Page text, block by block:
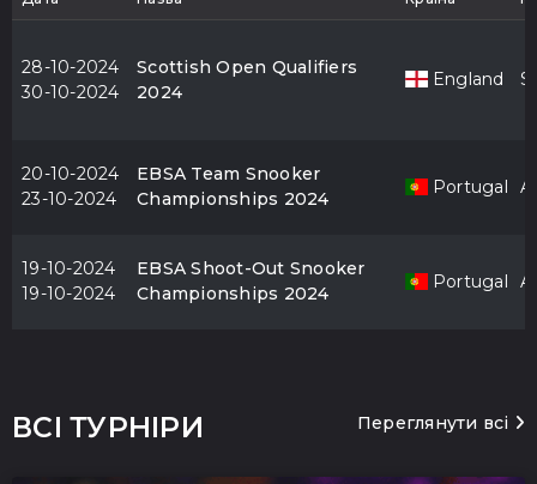
28-10-2024
30-10-2024
Scottish Open Qualifiers
2024
England
20-10-2024
23-10-2024
EBSA Team Snooker
Championships 2024
Portugal
19-10-2024
19-10-2024
EBSA Shoot-Out Snooker
Championships 2024
Portugal
ВСІ ТУРНІРИ Переглянути всі